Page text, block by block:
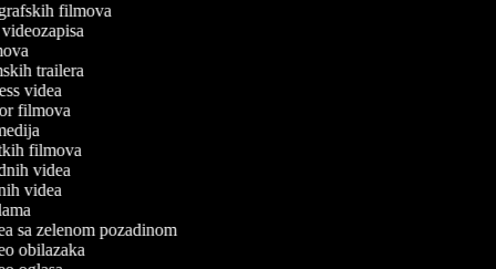
filmova
videozapisa
trailera
videa
filmova
filmova
videa
videa
sa zelenom pozadinom
obilazaka